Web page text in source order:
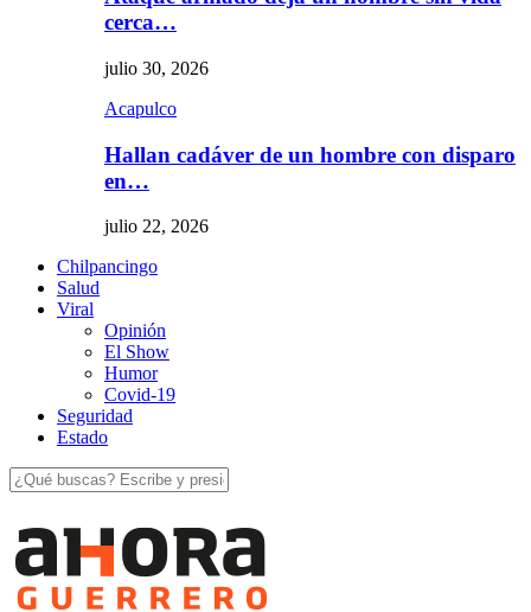
cerca…
julio 30, 2026
Acapulco
Hallan cadáver de un hombre con disparo
en…
julio 22, 2026
Chilpancingo
Salud
Viral
Opinión
El Show
Humor
Covid-19
Seguridad
Estado